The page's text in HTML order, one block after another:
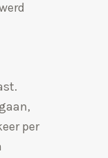
per